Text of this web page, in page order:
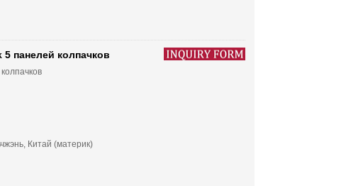
панелей колпачков
Китай (материк)